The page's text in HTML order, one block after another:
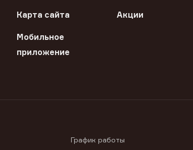
Карта сайта Акции
Мобильное
приложение
График работы